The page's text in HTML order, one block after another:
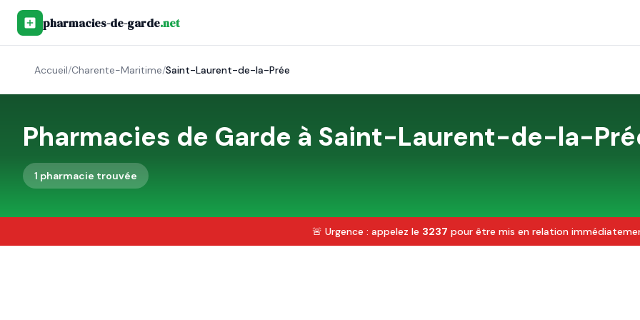
pharmacies-de-garde.net
Accueil/Charente-Maritime/Saint-Laurent-de-la-Prée
Pharmacies de Garde à Saint-Laurent-de-la-
1 pharmacie trouvée
🚨 Urgence : appelez le 3237 pour être mis en relation